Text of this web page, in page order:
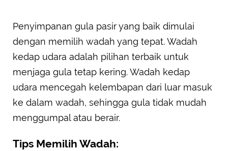
Penyimpanan gula pasir yang baik dimulai
dengan memilih wadah yang tepat. Wadah
kedap udara adalah pilihan terbaik untuk
menjaga gula tetap kering. Wadah kedap
udara mencegah kelembapan dari luar masuk
ke dalam wadah, sehingga gula tidak mudah
menggumpal atau berair.
Tips Memilih Wadah: